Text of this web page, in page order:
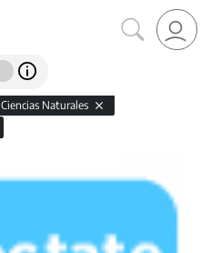
Ciencias Naturales